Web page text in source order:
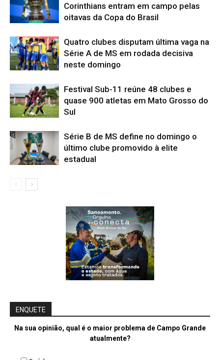
Corinthians entram em campo pelas
oitavas da Copa do Brasil
Quatro clubes disputam última vaga na
Série A de MS em rodada decisiva
neste domingo
Festival Sub-11 reúne 48 clubes e
quase 900 atletas em Mato Grosso do
Sul
Série B de MS define no domingo o
último clube promovido à elite
estadual
ENQUETE
Na sua opinião, qual é o maior problema de Campo Grande
atualmente?